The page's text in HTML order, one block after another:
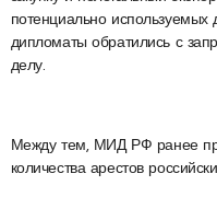
потенциально используемых
дипломаты обратились с
делу.
Между тем, МИД РФ ранее
количества арестов